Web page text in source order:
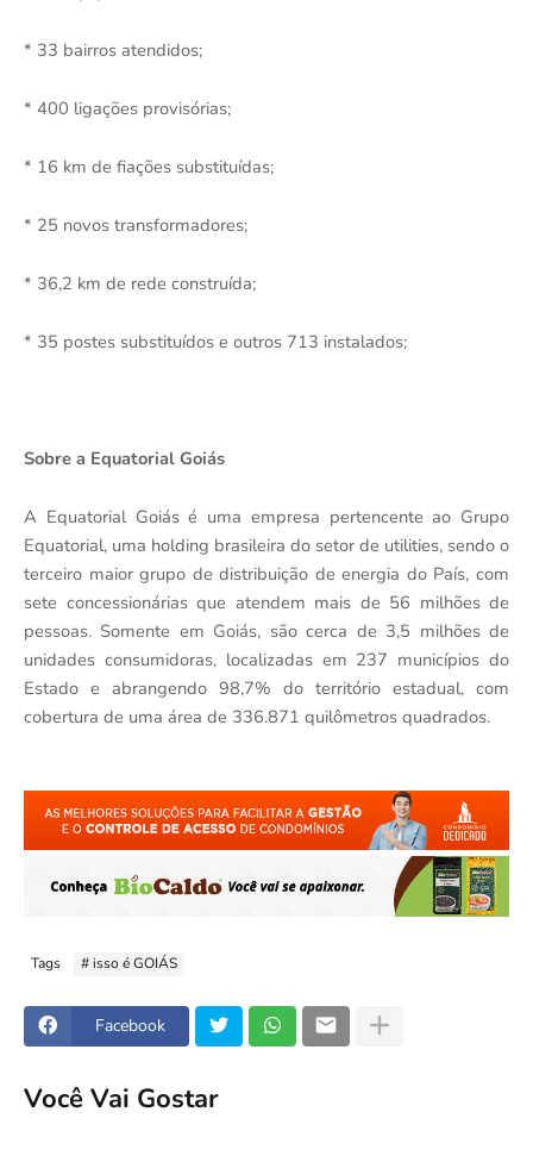
* 33 bairros atendidos;
* 400 ligações provisórias;
* 16 km de fiações substituídas;
* 25 novos transformadores;
* 36,2 km de rede construída;
* 35 postes substituídos e outros 713 instalados;
Sobre a Equatorial Goiás
A Equatorial Goiás é uma empresa pertencente ao Grupo
Equatorial, uma holding brasileira do setor de utilities, sendo o
terceiro maior grupo de distribuição de energia do País, com
sete concessionárias que atendem mais de 56 milhões de
pessoas. Somente em Goiás, são cerca de 3,5 milhões de
unidades consumidoras, localizadas em 237 municípios do
Estado e abrangendo 98,7% do território estadual, com
cobertura de uma área de 336.871 quilômetros quadrados.
Tags # isso é GOIÁS
Facebook
Você Vai Gostar